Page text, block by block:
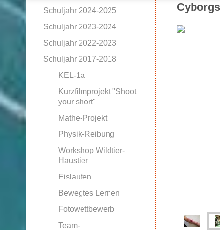
Cyborgs
Schuljahr 2024-2025
Schuljahr 2023-2024
Schuljahr 2022-2023
Schuljahr 2017-2018
KEL-1a
Kurzfilmprojekt "Shoot
your short"
Mathe-Projekt
Physik-Reibung
Workshop Wildtier-
Haustier
Eislaufen
Bewegtes Lernen
Fotowettbewerb
Team-